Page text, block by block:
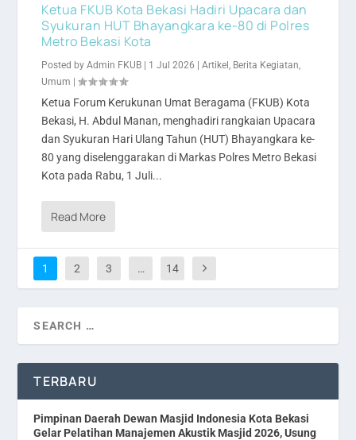
Ketua FKUB Kota Bekasi Hadiri Upacara dan
Syukuran HUT Bhayangkara ke-80 di Polres
Metro Bekasi Kota
Posted byAdmin FKUB 1 Jul 2026 |Artikel, Berita Kegiatan,
Umum
|
Ketua Forum Kerukunan Umat Beragama (FKUB) Kota
Bekasi, H. Abdul Manan, menghadiri rangkaian Upacara
dan Syukuran Hari Ulang Tahun (HUT) Bhayangkara ke-
80 yang diselenggarakan di Markas Polres Metro Bekasi
Kota pada Rabu, 1 Juli...
Read More
1 2 3 … 14
TERBARU
Pimpinan Daerah Dewan Masjid Indonesia Kota Bekasi
Gelar Pelatihan Manajemen Akustik Masjid 2026, Usung